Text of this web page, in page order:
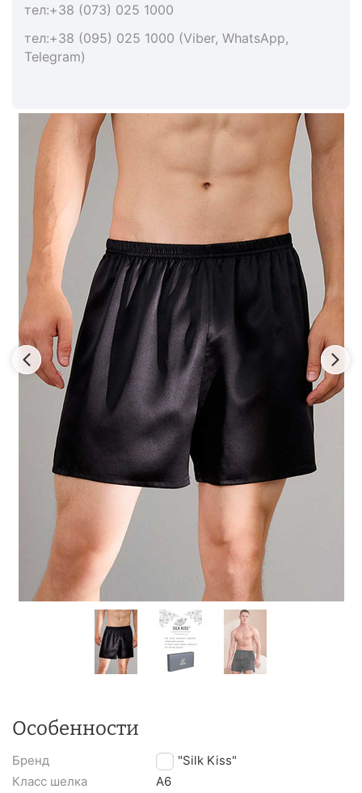
тел:+38 (073) 025 1000
тел:+38 (095) 025 1000 (Viber, WhatsApp,
Telegram)
Особенности
Бренд
TM "Silk Kiss"
Класс шелка
A6